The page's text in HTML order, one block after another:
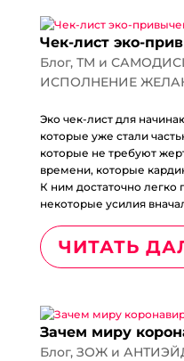
Чек-лист эко-
Блог, ТМ и
ИСПОЛНЕНИЕ
Эко чек-лист для
которые уже стали
которые не требуют
времени, которые
К ним достаточно
некоторые усилия
ЧИТАТЬ
Зачем миру
Блог, ЗОЖ и